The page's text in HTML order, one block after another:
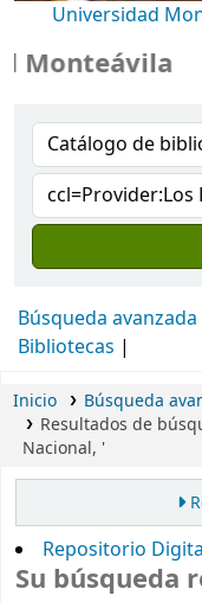
Universidad
Búsqueda avanzada
Bibliotecas
Inicio
Búsqueda
Resultados de
Nacional, '
Repositorio
Su búsqueda